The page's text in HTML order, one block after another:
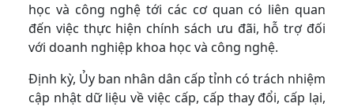
học và công nghệ tới các cơ quan có liên quan
đến việc thực hiện chính sách ưu đãi, hỗ trợ đối
với doanh nghiệp khoa học và công nghệ.
Định kỳ, Ủy ban nhân dân cấp tỉnh có trách nhiệm
cập nhật dữ liệu về việc cấp, cấp thay đổi, cấp lại,